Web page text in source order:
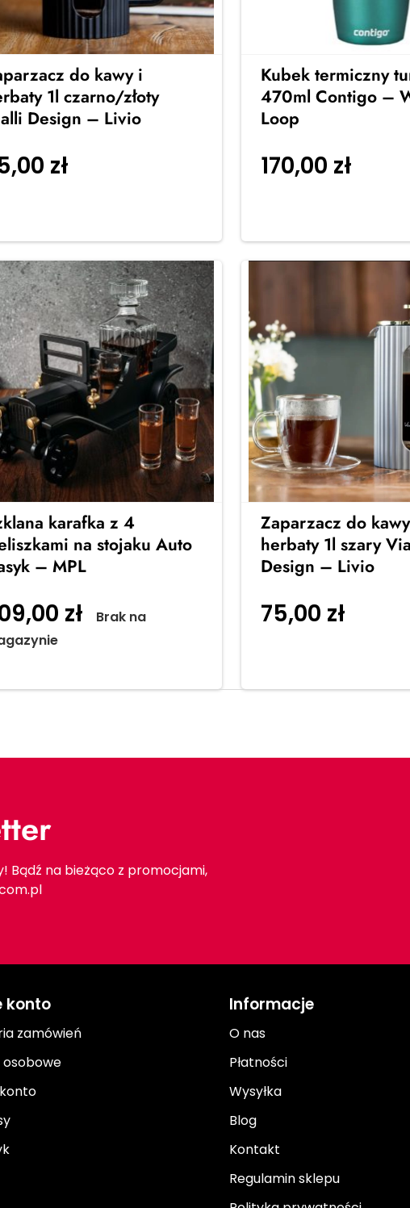
do kawy i
1l czarno/złoty
Design – Livio
zł
Kubek termiczny
470ml Contigo –
Loop
170,00 zł
karafka z 4
na stojaku Auto
– MPL
zł
Brak na
Zaparzacz do
herbaty 1l szary
Design – Livio
75,00 zł
Bądź na bieżąco z promocjami,
konto
zamówień
osobowe
Informacje
O nas
Płatności
Wysyłka
Blog
Kontakt
Regulamin sklepu